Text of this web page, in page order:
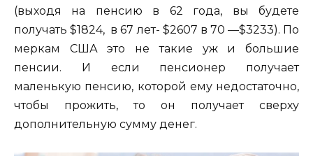
(выходя на пенсию в 62 года, вы будете
получать $1824, в 67 лет- $2607 в 70 —$3233). По
меркам США это не такие уж и большие
пенсии. И если пенсионер получает
маленькую пенсию, которой ему недостаточно,
чтобы прожить, то он получает сверху
дополнительную сумму денег.